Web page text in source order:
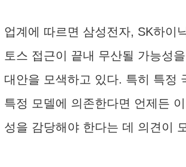
업계에 따르면 삼성전자, SK하이
토스 접근이 끝내 무산될 가능성
대안을 모색하고 있다. 특히 특정
특정 모델에 의존한다면 언제든
성을 감당해야 한다는 데 의견이